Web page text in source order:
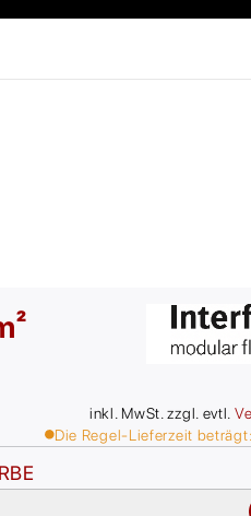
inkl. MwSt. zzgl. evtl.
Die Regel-Lieferzeit beträgt: